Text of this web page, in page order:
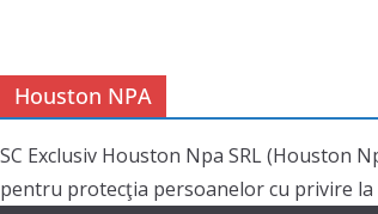
Houston NPA
SC Exclusiv Houston Npa SRL (Houston
pentru protecţia persoanelor cu privire